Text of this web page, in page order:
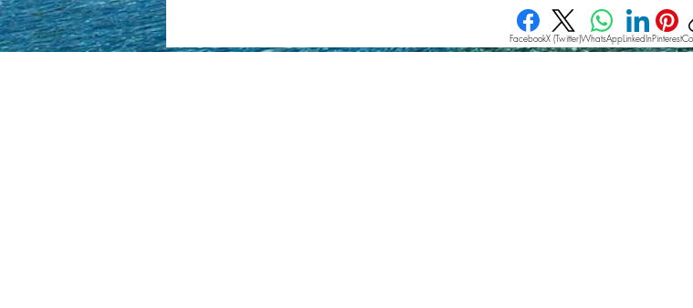
FacebookX (Twitter)WhatsAppLinkedInPinterest